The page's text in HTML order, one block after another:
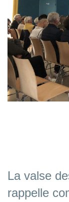
La valse
rappelle